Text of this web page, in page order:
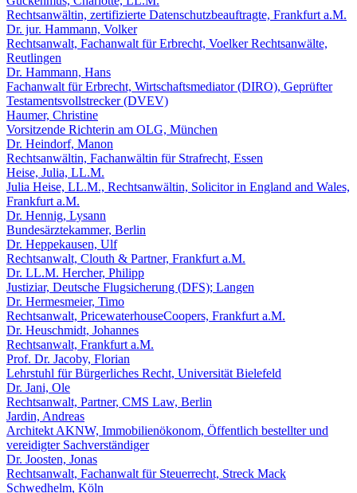
Rechtsanwältin, zertifizierte Datenschutzbeauftragte, Frankfurt a.M.
Dr. jur. Hammann, Volker
Rechtsanwalt, Fachanwalt für Erbrecht, Voelker Rechtsanwälte,
Reutlingen
Dr. Hammann, Hans
Fachanwalt für Erbrecht, Wirtschaftsmediator (DIRO), Geprüfter
Testamentsvollstrecker (DVEV)
Haumer, Christine
Vorsitzende Richterin am OLG, München
Dr. Heindorf, Manon
Rechtsanwältin, Fachanwältin für Strafrecht, Essen
Heise, Julia, LL.M.
Julia Heise, LL.M., Rechtsanwältin, Solicitor in England and Wales,
Frankfurt a.M.
Dr. Hennig, Lysann
Bundesärztekammer, Berlin
Dr. Heppekausen, Ulf
Rechtsanwalt, Clouth & Partner, Frankfurt a.M.
Dr. LL.M. Hercher, Philipp
Justiziar, Deutsche Flugsicherung (DFS); Langen
Dr. Hermesmeier, Timo
Rechtsanwalt, PricewaterhouseCoopers, Frankfurt a.M.
Dr. Heuschmidt, Johannes
Rechtsanwalt, Frankfurt a.M.
Prof. Dr. Jacoby, Florian
Lehrstuhl für Bürgerliches Recht, Universität Bielefeld
Dr. Jani, Ole
Rechtsanwalt, Partner, CMS Law, Berlin
Jardin, Andreas
Architekt AKNW, Immobilienökonom, Öffentlich bestellter und
vereidigter Sachverständiger
Dr. Joosten, Jonas
Rechtsanwalt, Fachanwalt für Steuerrecht, Streck Mack
Schwedhelm, Köln